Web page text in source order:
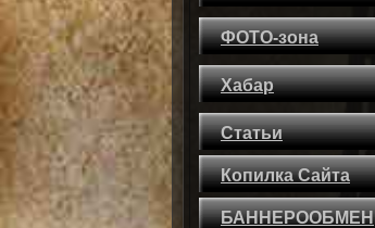
ФОТО-зона
Хабар
Статьи
Копилка Сайта
БАННЕРООБМЕН